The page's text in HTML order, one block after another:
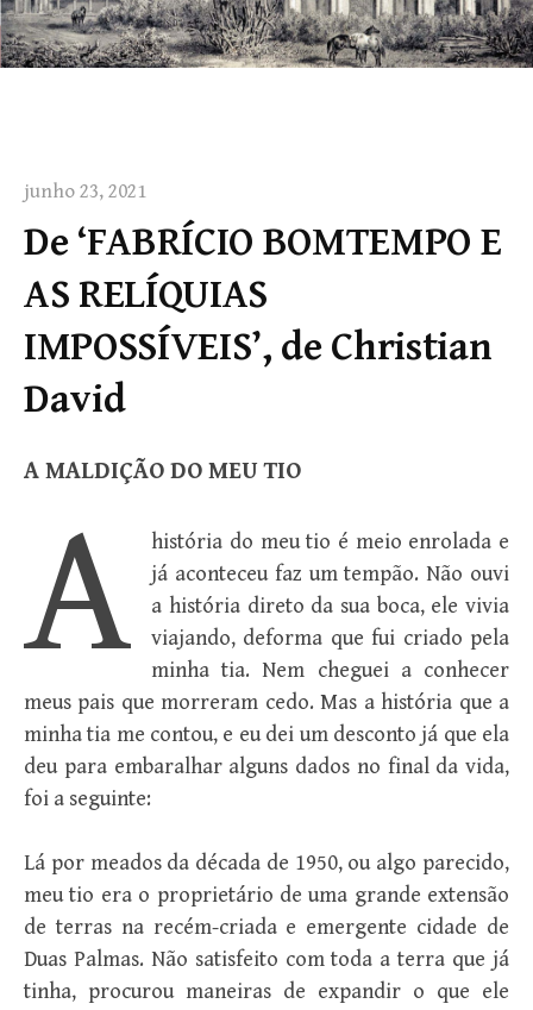
junho 23, 2021
De ‘FABRÍCIO BOMTEMPO E
AS RELÍQUIAS
IMPOSSÍVEIS’, de Christian
David
A MALDIÇÃO DO MEU TIO
A
história do meu tio é meio enrolada e
já aconteceu faz um tempão. Não ouvi
a história direto da sua boca, ele vivia
viajando, deforma que fui criado pela
minha tia. Nem cheguei a conhecer
meus pais que morreram cedo. Mas a história que a
minha tia me contou, e eu dei um desconto já que ela
deu para embaralhar alguns dados no final da vida,
foi a seguinte:
Lá por meados da década de 1950, ou algo parecido,
meu tio era o proprietário de uma grande extensão
de terras na recém-criada e emergente cidade de
Duas Palmas. Não satisfeito com toda a terra que já
tinha, procurou maneiras de expandir o que ele